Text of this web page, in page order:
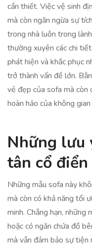
cần thiết. Việc vệ sinh
mà còn ngăn ngừa sự
trong nhà luôn trong
thường xuyên các chi
phát hiện và khắc phục
trở thành vấn đề lớn.
vẻ đẹp của sofa mà còn
hoàn hảo của không
Những lưu
tân cổ điển
Những mẫu sofa này
mà còn có khả năng tối
minh. Chẳng hạn,
hoặc có ngăn chứa đồ
mà vẫn đảm bảo sự tiện